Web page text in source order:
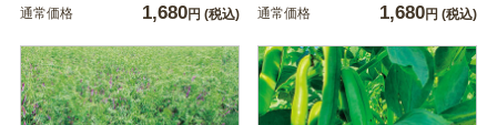
通常価格 1,680円 (税込) 通常価格 1,680円 (税込)